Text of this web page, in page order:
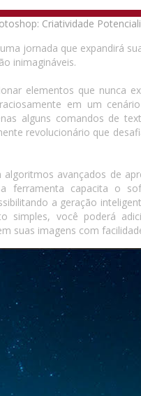
jornada que expandirá
inimagináveis.
elementos que nunca
em um
alguns comandos de
revolucionário que
avançados de
ferramenta capacita o
a geração
simples, você poderá
suas imagens com